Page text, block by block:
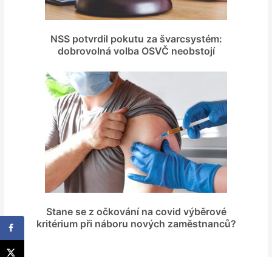
NSS potvrdil pokutu za švarcsystém:
dobrovolná volba OSVČ neobstojí
Stane se z očkování na covid výběrové
kritérium při náboru nových zaměstnanců?